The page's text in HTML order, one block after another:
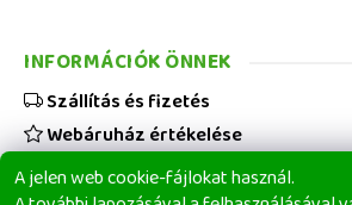
A jelen web cookie-fájlokat használ.
INFORMÁCIÓK ÖNNEK
Szállítás és fizetés
Webáruház értékelése
Viszonteladóknak